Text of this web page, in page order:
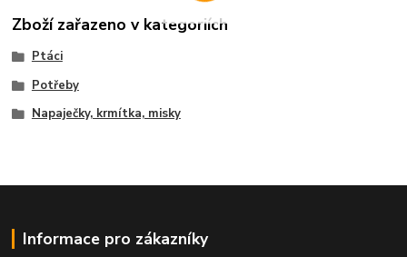
Zboží zařazeno v kategoriích
Ptáci
Potřeby
Napaječky, krmítka, misky
Informace pro zákazníky